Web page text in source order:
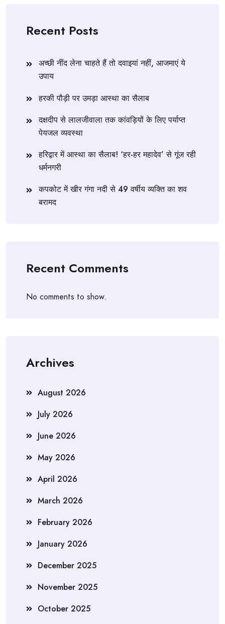
Recent Posts
अच्छी नींद लेना चाहते हैं तो दवाइयां नहीं, आजमाएं ये
उपाय
हरकी पौड़ी पर उमड़ा आस्था का सैलाब
दक्षदीप से लालजीवाला तक कांवड़ियों के लिए पर्याप्त
पेयजल व्यवस्था
हरिद्वार में आस्था का सैलाब! ‘हर-हर महादेव’ से गूंज रही
धर्मनगरी
कपकोट में खीर गंगा नदी से 49 वर्षीय व्यक्ति का शव
बरामद
Recent Comments
No comments to show.
Archives
August 2026
July 2026
June 2026
May 2026
April 2026
March 2026
February 2026
January 2026
December 2025
November 2025
October 2025